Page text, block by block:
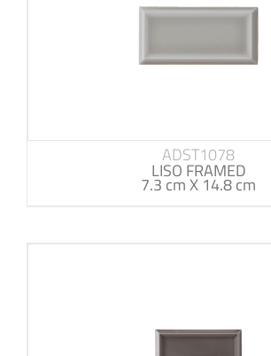
ADST1078
LISO FRAMED
7.3 cm X 14.8 cm